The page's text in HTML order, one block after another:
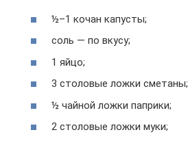
½–1 кочан капусты;
соль — по вкусу;
1 яйцо;
3 столовые ложки сметаны;
½ чайной ложки паприки;
2 столовые ложки муки;